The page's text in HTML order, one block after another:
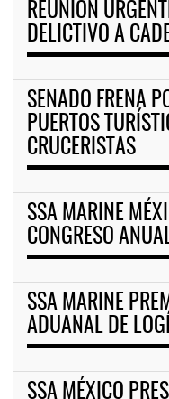
REUNIÓN
DELICTIVO A
SENADO FRENA
PUERTOS
CRUCERISTAS
SSA MARINE
CONGRESO
SSA MARINE
ADUANAL DE
SSA MÉXICO